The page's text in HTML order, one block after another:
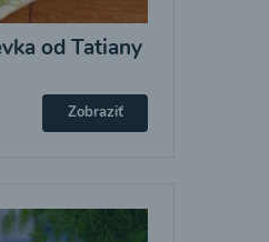
od Tatiany
Zobraziť